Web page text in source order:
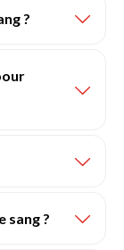
?
sang ?